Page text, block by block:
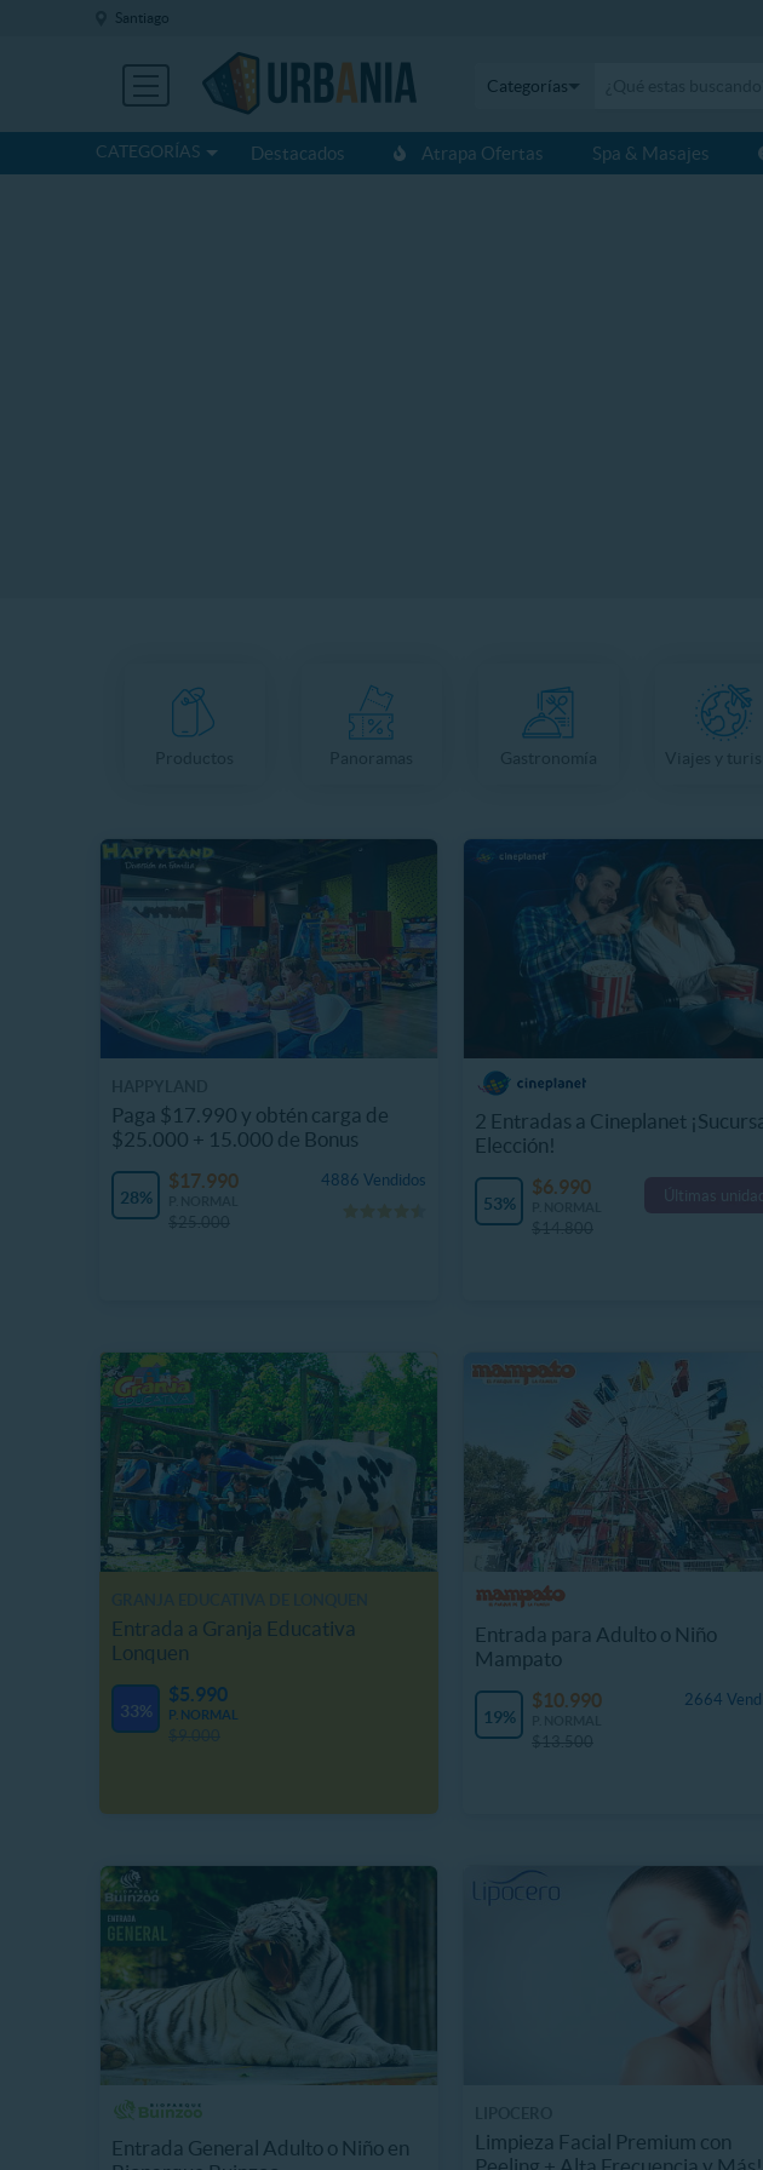
Santiago
CATEGORÍAS
Categorías
Destacados Atrapa Ofertas Spa & Masajes
Paga $17.990 y obtén carga de
$25.000 + 15.000 de Bonus
28%
4886 Vendidos
$17.990
2 Entradas a Cineplanet
Elección!
53% Últimas
$6.990
Entrada a Granja Educativa
Lonquen
33%
$5.990
P. NORMAL
Entrada para Adulto o Niño
Mampato
19%
2664
$10.990
Entrada General Adulto o Niño en
Limpieza Facial Premium con